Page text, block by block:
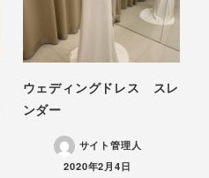
ウェディングドレス スレ
ンダー
サイト管理人
投稿日
2020年2月4日